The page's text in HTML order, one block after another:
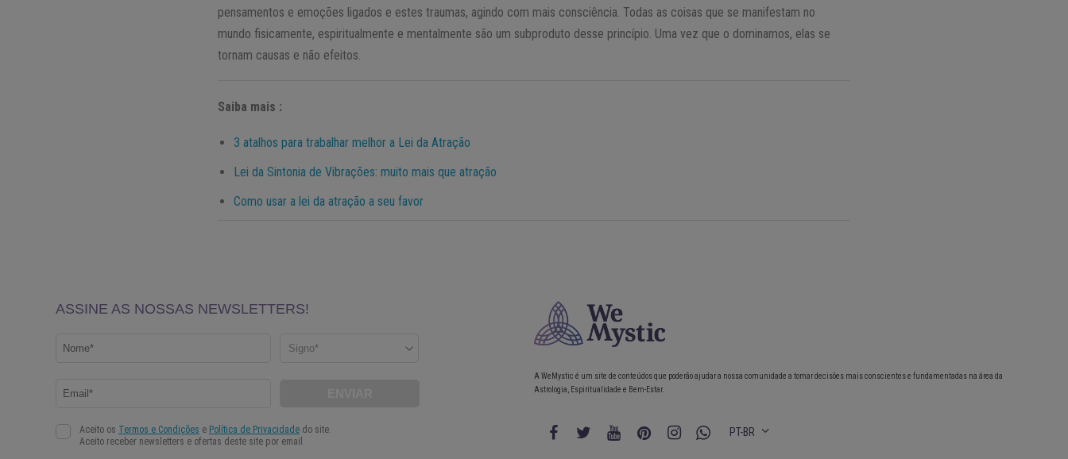
pensamentos e emoções ligados e estes traumas, agindo com mais consciência. Todas as coisas que se manifestam no
mundo fisicamente, espiritualmente e mentalmente são um subproduto desse princípio. Uma vez que o dominamos, elas se
tornam causas e não efeitos.
Saiba mais :
3 atalhos para trabalhar melhor a Lei da Atração
Lei da Sintonia de Vibrações: muito mais que atração
Como usar a lei da atração a seu favor
A WeMystic é um site de conteúdos que poderão ajudar a nossa comunidade a tomar decisões mais conscientes e fundamentadas na área da
Astrologia, Espiritualidade e Bem-Estar.
PT-BR